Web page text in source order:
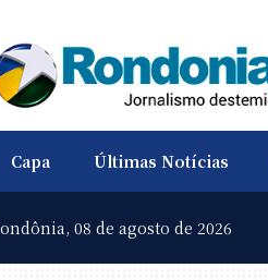
Capa Últimas Notícias
08 de agosto de 2026